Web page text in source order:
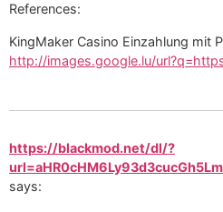
References:
KingMaker Casino Einzahlung mit
http://images.google.lu/
https://blackmod.net/dl/?
says: